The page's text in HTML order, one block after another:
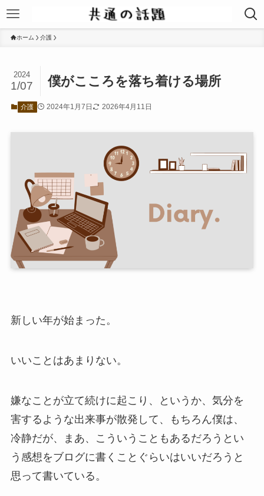
ホーム 介護
僕がこころを落ち着ける場所
2024
1/07
介護 2024年1月7日 2026年4月11日
新しい年が始まった。
いいことはあまりない。
嫌なことが立て続けに起こり、というか、気分を
害するような出来事が散発して、もちろん僕は、
冷静だが、まあ、こういうこともあるだろうとい
う感想をブログに書くことぐらいはいいだろうと
思って書いている。